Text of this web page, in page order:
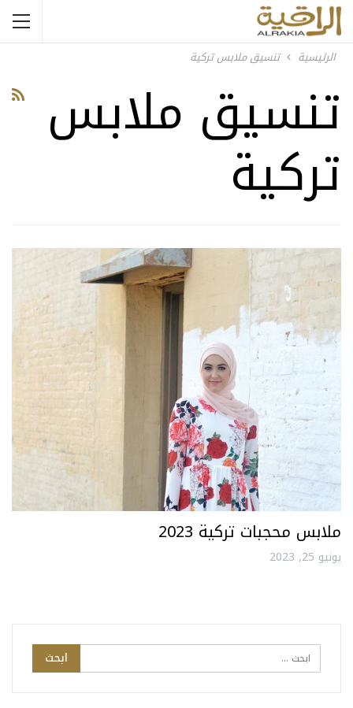
الرئيسية تنسيق ملابس تركية
تنسيق ملابس
تركية
ملابس محجبات تركية 2023
يونيو 25, 2023